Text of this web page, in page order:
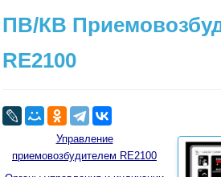
ПВ/КВ
RE2100
Управление
приемовозбудителем RE2100